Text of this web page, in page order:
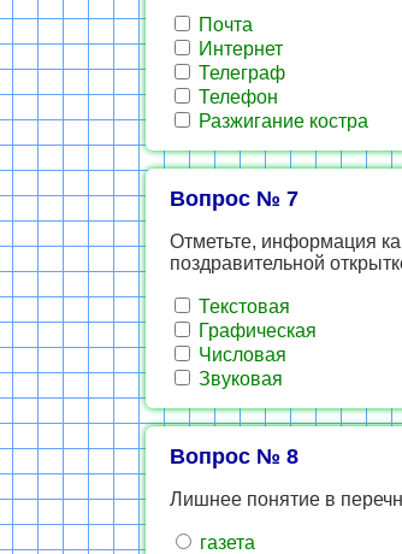
Почта
Интернет
Телеграф
Телефон
Разжигание костра
Вопрос № 7
Отметьте, информация
поздравительной
Текстовая
Графическая
Числовая
Звуковая
Вопрос № 8
Лишнее понятие в
газета